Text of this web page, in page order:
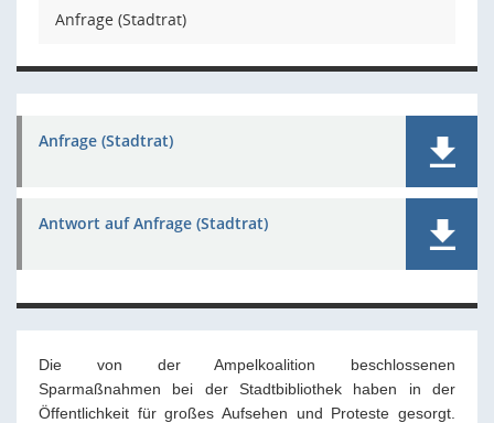
Anfrage (Stadtrat)
Anfrage (Stadtrat)
Antwort auf Anfrage (Stadtrat)
Die von der Ampelkoalition beschlossenen
Sparmaßnahmen bei der Stadtbibliothek haben in der
Öffentlichkeit für großes Aufsehen und Proteste gesorgt.